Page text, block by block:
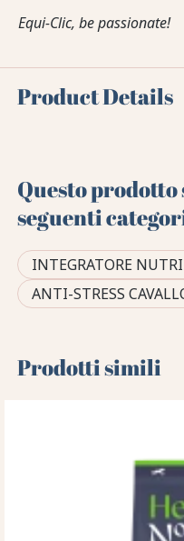
Equi-Clic, be passionate!
Product Details
Questo
seguenti
INTEGRATORE
ANTI-STRESS
Prodotti simili